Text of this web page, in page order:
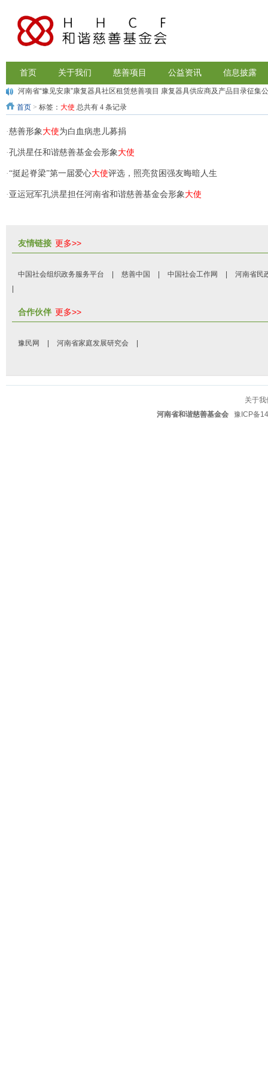
首页 关于我们 慈善项目 公益资讯 信息披露
河南省“豫见安康”康复器具社区租赁慈善项目 康复器具供应商及产品目录征集
喜报：我会再次被河南省民政厅评为慈善组织4A级基金会
首页 > 标签： 大使 总共有 4 条记录
·慈善形象大使为白血病患儿募捐
·孔洪星任和谐慈善基金会形象大使
·“挺起脊梁”第一届爱心大使评选，照亮贫困强友晦暗人生
· 亚运冠军孔洪星担任河南省和谐慈善基金会形象大使
友情链接 更多>>
中国社会组织政务服务平台 慈善中国 中国社会工作网
河南省民
合作伙伴 更多>>
豫民网 河南省家庭发展研究会
关于我
河南省和谐慈善基金会
豫ICP备